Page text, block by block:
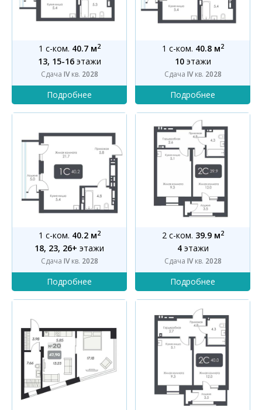
1 с-ком. 40.7 м2
13, 15-16этажи
Сдача IVкв. 2028
1 с-ком. 40.8 м2
10этажи
Сдача IVкв. 2028
1 с-ком. 40.2 м2
18, 23, 26+ этажи
Сдача IVкв. 2028
2 с-ком. 39.9 м2
4этажи
Сдача IVкв. 2028